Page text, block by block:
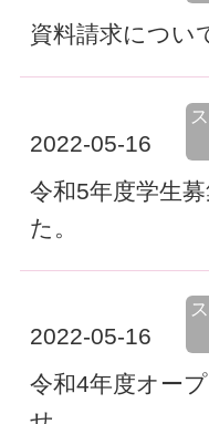
資料請求につい
2022-05-16
令和5年度学生
た。
2022-05-16
令和4年度オー